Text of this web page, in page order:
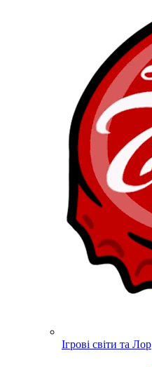
Ігрові світи та Лор